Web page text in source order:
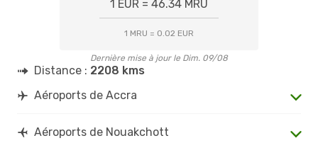
1 EUR = 46.34 MRU
1 MRU = 0.02 EUR
Dernière mise à jour le Dim. 09/08
Distance : 2208 kms
Aéroports de Accra
Aéroports de Nouakchott